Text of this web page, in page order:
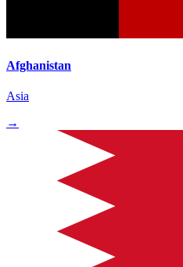
Afghanistan
Asia
→